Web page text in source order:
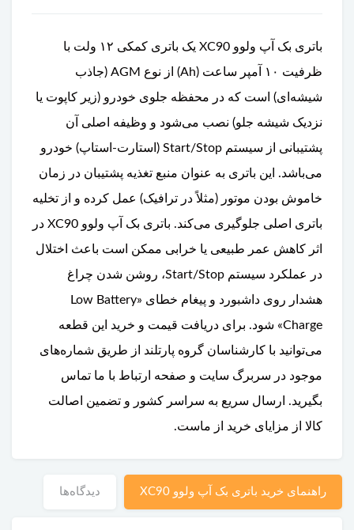
باتری بک آپ ولوو XC90 یک باتری کمکی ۱۲ ولت با
ظرفیت ۱۰ آمپر ساعت (Ah) از نوع AGM (جاذب
شیشه‌ای) است که در محفظه جلوی خودرو (زیر کاپوت یا
نزدیک شیشه جلو) نصب می‌شود و وظیفه اصلی آن
پشتیبانی از سیستم Start/Stop (استارت-استاپ) خودرو
می‌باشد. این باتری به عنوان منبع تغذیه پشتیبان در زمان
خاموش بودن موتور (مثلاً در ترافیک) عمل کرده و از تخلیه
باتری اصلی جلوگیری می‌کند. باتری بک آپ ولوو XC90 در
اثر کاهش عمر طبیعی یا خرابی ممکن است باعث اختلال
در عملکرد سیستم Start/Stop، روشن شدن چراغ
هشدار روی داشبورد و پیغام خطای «Low Battery
Charge» شود. برای دریافت قیمت و خرید این قطعه
می‌توانید با کارشناسان گروه پارتلند از طریق شماره‌های
موجود در سربرگ سایت و صفحه ارتباط با ما تماس
بگیرید. ارسال سریع به سراسر کشور و تضمین اصالت
کالا از مزایای خرید از ماست.
راهنمای خرید باتری بک آپ ولوو XC90 دیدگاه‌ها